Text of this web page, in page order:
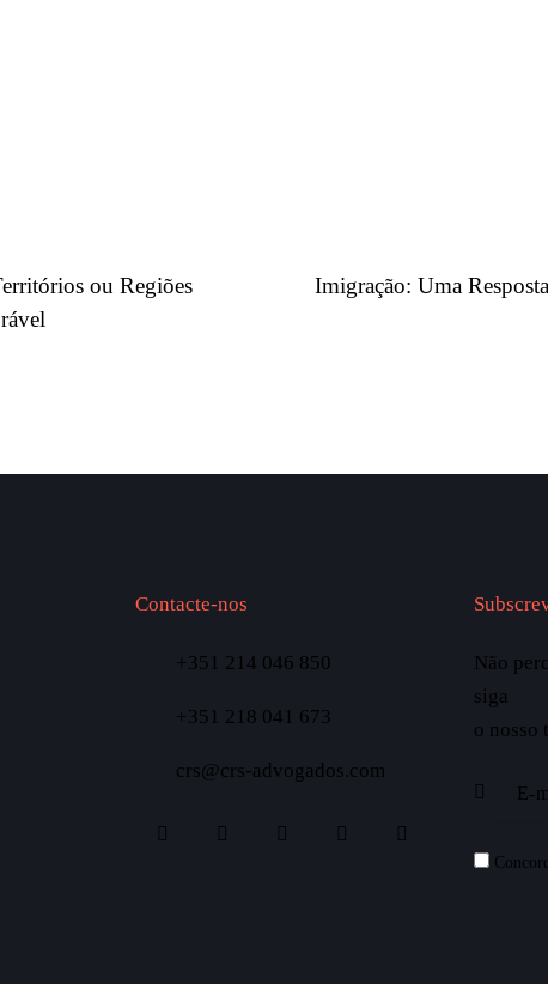
ou Regiões
Imigração: Uma
Contacte-nos
+351 214 046 850
+351 218 041 673
crs@crs-advogados.com
Não
siga
o nosso